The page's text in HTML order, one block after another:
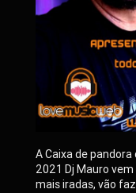
A Caixa de
2021 Dj Mauro
mais iradas, vão